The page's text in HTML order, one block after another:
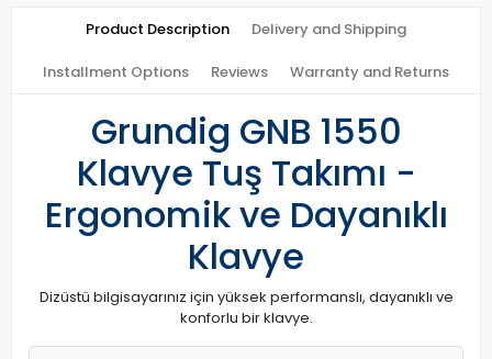
Product Description Delivery and Shipping
Installment Options Reviews Warranty and Returns
Grundig GNB 1550
Klavye Tuş Takımı -
Ergonomik ve Dayanıklı
Klavye
Dizüstü bilgisayarınız için yüksek performanslı, dayanıklı ve
konforlu bir klavye.